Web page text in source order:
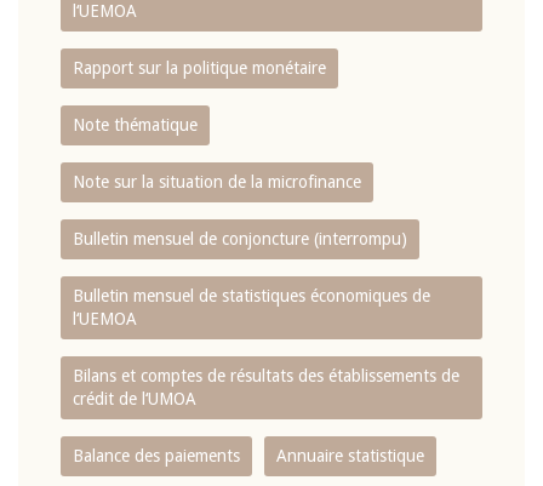
l‘UEMOA
Rapport sur la politique monétaire
Note thématique
Note sur la situation de la microfinance
Bulletin mensuel de conjoncture (interrompu)
Bulletin mensuel de statistiques économiques de
l‘UEMOA
Bilans et comptes de résultats des établissements de
crédit de l‘UMOA
Balance des paiements Annuaire statistique